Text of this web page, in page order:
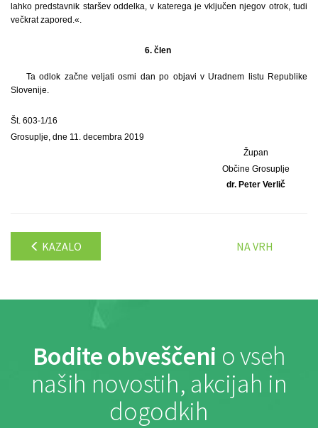
lahko predstavnik staršev oddelka, v katerega je vključen njegov otrok, tudi
večkrat zapored.«.
6. člen
Ta odlok začne veljati osmi dan po objavi v Uradnem listu Republike
Slovenije.
Št. 603-1/16
Grosuplje, dne 11. decembra 2019
Župan
Občine Grosuplje
dr. Peter Verlič
KAZALO NA VRH
Bodite obveščeni o vseh
naših novostih, akcijah in
dogodkih